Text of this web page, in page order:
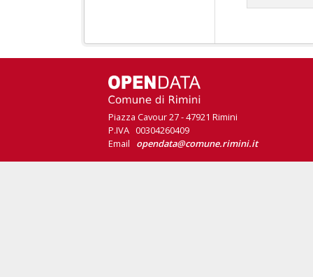
Piazza Cavour 27 - 47921 Rimini
P.IVA 00304260409
Email opendata@comune.rimini.it